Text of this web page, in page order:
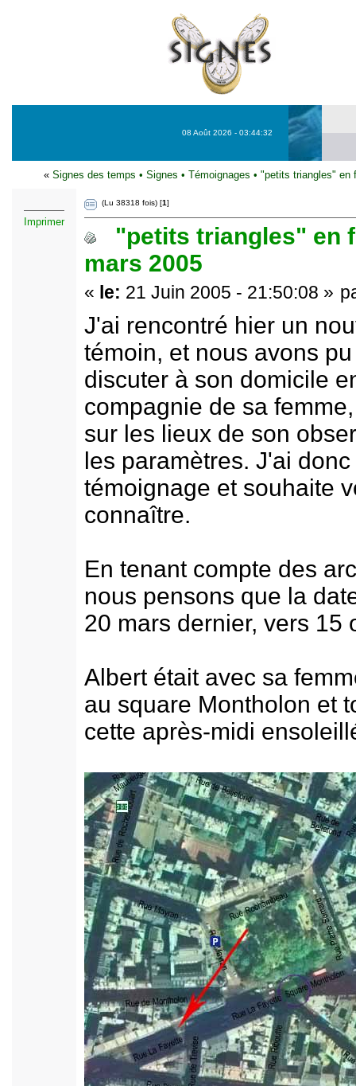
08 Août 2026 - 03:44:32
« Signes des temps • Signes • Témoignages • "petits triangles" en
Imprimer
(Lu 38318 fois) [1]
"petits triangles" en
mars 2005
« le: 21 Juin 2005 - 21:50:08 »
J'ai rencontré hier un
témoin, et nous avons
discuter à son domicile
compagnie de sa
sur les lieux de son
les paramètres. J'ai
témoignage et souhaite
connaître.
En tenant compte des
nous pensons que la
20 mars dernier, vers 15
Albert était avec sa
au square Montholon et
cette après-midi